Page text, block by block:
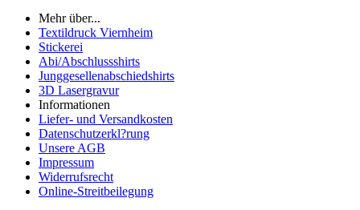
Mehr über...
Textildruck Viernheim
Stickerei
Abi/Abschlussshirts
Junggesellenabschiedshirts
3D Lasergravur
Informationen
Liefer- und Versandkosten
Datenschutzerkl?rung
Unsere AGB
Impressum
Widerrufsrecht
Online-Streitbeilegung